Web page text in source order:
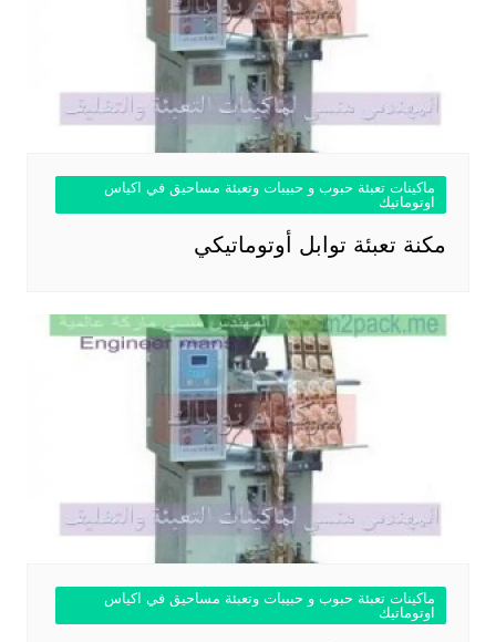
ماكينات تعبئة حبوب و حبيبات وتعبئة مساحيق في اكياس
اوتوماتيك
مكنة تعبئة توابل أوتوماتيكي
ماكينات تعبئة حبوب و حبيبات وتعبئة مساحيق في اكياس
اوتوماتيك